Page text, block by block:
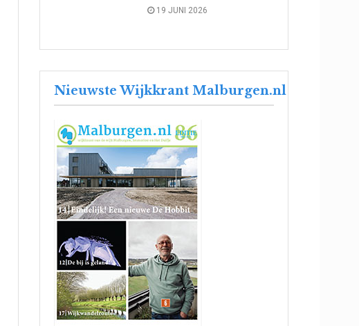
19 JUNI 2026
Nieuwste Wijkkrant Malburgen.nl